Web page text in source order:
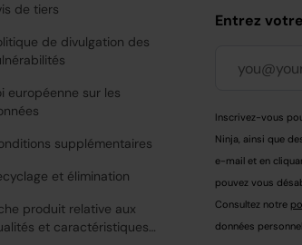
de tiers
de divulgation des
européenne sur les
supplémentaires
et élimination
produit relative aux
et caractéristiques
Entrez
Inscrivez-vous
Ninja, ainsi que
e-mail et en
pouvez vous
Consultez notre
données